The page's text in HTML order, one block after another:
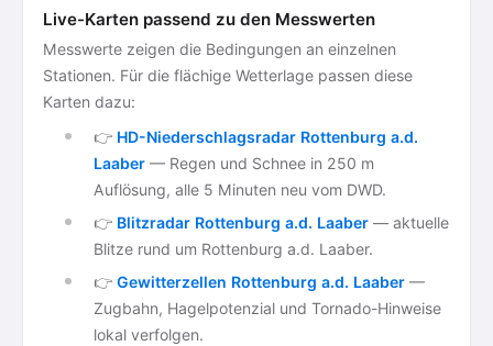
Live-Karten passend zu den Messwerten
Messwerte zeigen die Bedingungen an einzelnen
Stationen. Für die flächige Wetterlage passen diese
Karten dazu:
👉 HD-Niederschlagsradar Rottenburg a.d.
Laaber — Regen und Schnee in 250 m
Auflösung, alle 5 Minuten neu vom DWD.
👉 Blitzradar Rottenburg a.d. Laaber — aktuelle
Blitze rund um Rottenburg a.d. Laaber.
👉 Gewitterzellen Rottenburg a.d. Laaber —
Zugbahn, Hagelpotenzial und Tornado-Hinweise
lokal verfolgen.